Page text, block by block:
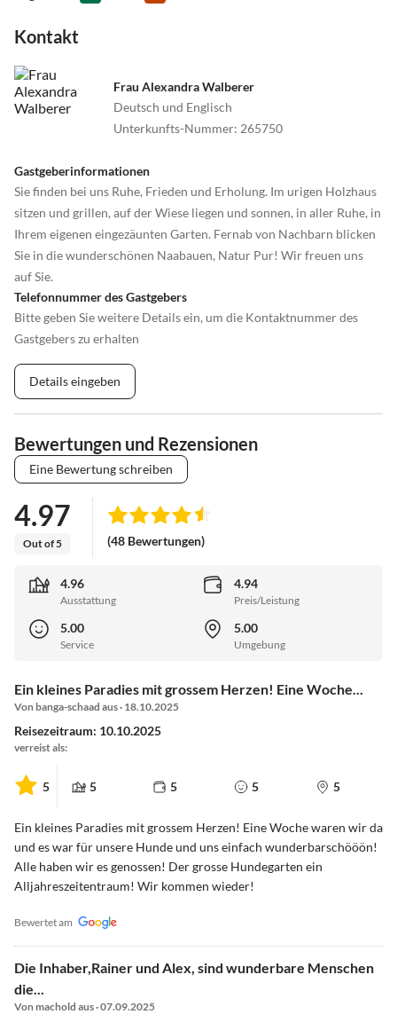
Kontakt
Frau Alexandra Walberer
Deutsch und Englisch
Unterkunfts-Nummer: 265750
Gastgeberinformationen
Sie finden bei uns Ruhe, Frieden und Erholung. Im urigen Holzhaus
sitzen und grillen, auf der Wiese liegen und sonnen, in aller Ruhe, in
Ihrem eigenen eingezäunten Garten. Fernab von Nachbarn blicken
Sie in die wunderschönen Naabauen, Natur Pur! Wir freuen uns
auf Sie.
Telefonnummer des Gastgebers
Bitte geben Sie weitere Details ein, um die Kontaktnummer des
Gastgebers zu erhalten
Details eingeben
Bewertungen und Rezensionen
Eine Bewertung schreiben
4.97
Out of 5 (48 Bewertungen)
4.96
Ausstattung
4.94
Preis/Leistung
5.00
Service
5.00
Umgebung
Ein kleines Paradies mit grossem Herzen! Eine Woche...
Von banga-schaad aus · 18.10.2025
Reisezeitraum: 10.10.2025
verreist als:
5 5 5 5 5
Ein kleines Paradies mit grossem Herzen! Eine Woche waren wir da
und es war für unsere Hunde und uns einfach wunderbarschööön!
Alle haben wir es genossen! Der grosse Hundegarten ein
Alljahreszeitentraum! Wir kommen wieder!
Bewertet am
Die Inhaber,Rainer und Alex, sind wunderbare Menschen
die...
Von machold aus · 07.09.2025